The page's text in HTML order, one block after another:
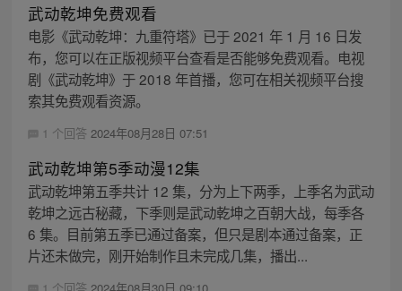
武动乾坤免费观看
电影《武动乾坤：九重符塔》已于 2021 年 1 月 16 日发
布，您可以在正版视频平台查看是否能够免费观看。电视
剧《武动乾坤》于 2018 年首播，您可在相关视频平台搜
索其免费观看资源。
1 个回答 2024年08月28日 07:51
武动乾坤第5季动漫12集
武动乾坤第五季共计 12 集，分为上下两季，上季名为武动
乾坤之远古秘藏，下季则是武动乾坤之百朝大战，每季各
6 集。目前第五季已通过备案，但只是剧本通过备案，正
片还未做完，刚开始制作且未完成几集，播出...